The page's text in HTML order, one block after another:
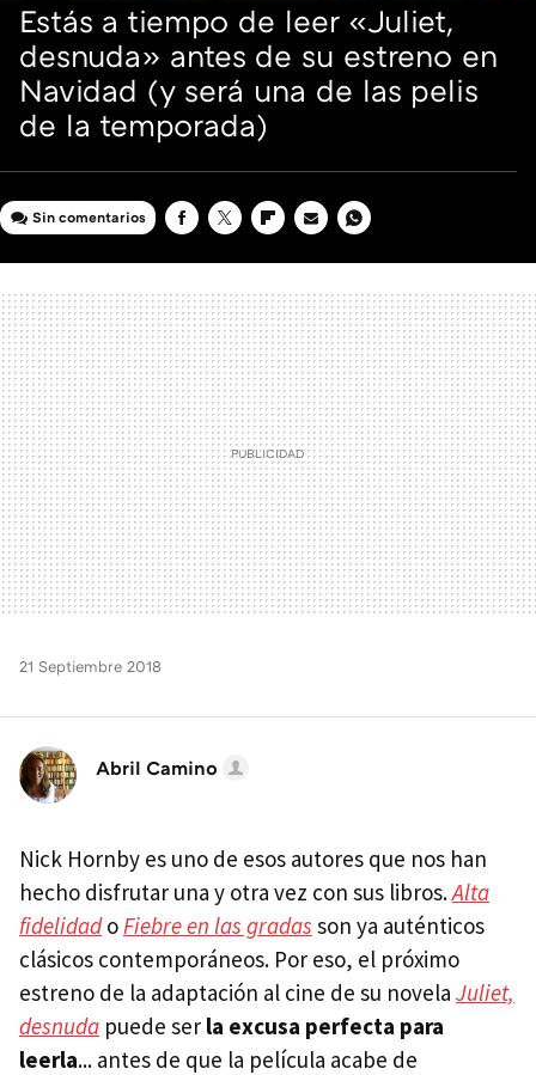
Estás a tiempo de leer «Juliet,
desnuda» antes de su estreno en
Navidad (y será una de las pelis
de la temporada)
Sin comentarios
21 Septiembre 2018
Abril Camino
Nick Hornby es uno de esos autores que nos han
hecho disfrutar una y otra vez con sus libros.Alta
fidelidadoFiebre en las gradas son ya auténticos
clásicos contemporáneos. Por eso, el próximo
estreno de la adaptación al cine de su novela Juliet,
desnuda puede ser la excusa perfecta para
leerla... antes de que la película acabe de